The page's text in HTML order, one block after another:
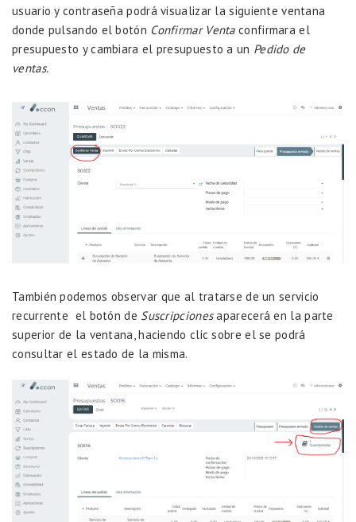
usuario y contraseña podrá visualizar la siguiente ventana
donde pulsando el botón Confirmar Ventaconfirmara el
presupuesto y cambiara el presupuesto a un Pedido de
ventas.
También podemos observar que al tratarse de un servicio
recurrente el botón de Suscripcionesaparecerá en la parte
superior de la ventana, haciendo clic sobre el se podrá
consultar el estado de la misma.